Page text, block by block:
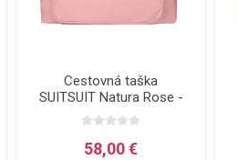
Cestovná taška
SUITSUIT Natura Rose -
25 L
58,00 €